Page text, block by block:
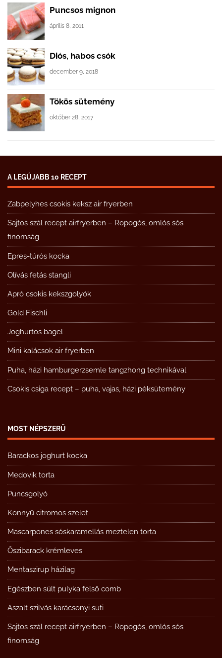
Puncsos mignon
április 8, 2011
Diós, habos csók
december 9, 2018
Tökös sütemény
október 28, 2017
A LEGÚJABB 10 RECEPT
Zabpelyhes csokis keksz air fryerben
Sajtos szál recept airfryerben – Ropogós, omlós sós
finomság
Epres-túrós kocka
Olívás fetás stangli
Apró csokis kekszgolyók
Gold Fischli
Joghurtos bagel
Mini kalácsok air fryerben
Puha, házi hamburgerzsemle tangzhong technikával
Csokis csiga recept – puha, vajas, házi péksütemény
MOST NÉPSZERŰ
Barackos joghurt kocka
Medovik torta
Puncsgolyó
Könnyű citromos szelet
Mascarpones sóskaramellás meztelen torta
Őszibarack krémleves
Mentaszirup házilag
Egészben sült pulyka felső comb
Aszalt szilvás karácsonyi süti
Sajtos szál recept airfryerben – Ropogós, omlós sós
finomság